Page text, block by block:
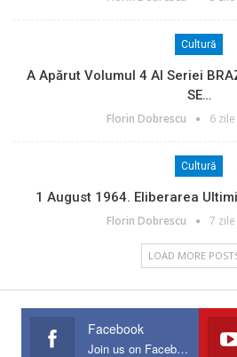
Cultură
A Apărut Volumul 4 Al Seriei
SE…
Florin Dobrescu 6
Cultură
1 August 1964. Eliberarea
Florin Dobrescu 7
LOAD MORE
Facebook
Join us on Facebook